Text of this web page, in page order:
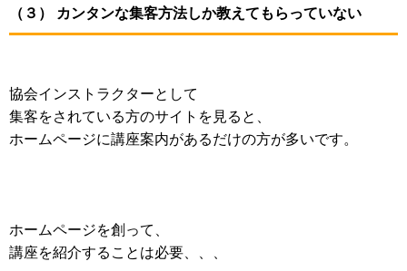
（３） カンタンな集客方法しか教えてもらっていない
協会インストラクターとして
集客をされている方のサイトを見ると、
ホームページに講座案内があるだけの方が多いです。
ホームページを創って、
講座を紹介することは必要、、、